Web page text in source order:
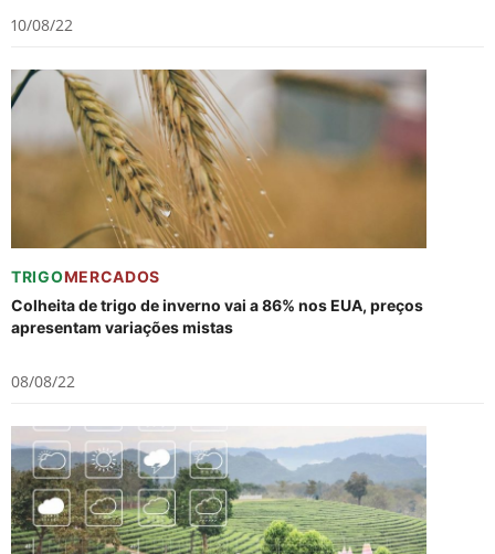
10/08/22
TRIGOMERCADOS
Colheita de trigo de inverno vai a 86% nos EUA, preços
apresentam variações mistas
08/08/22